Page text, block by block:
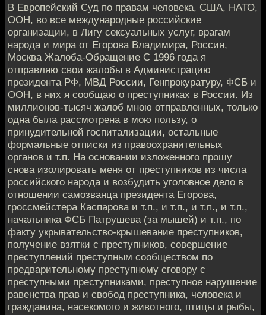
В Европейский Суд по правам человека, США, НАТО,
ООН, во все международные российские
организации, в Лигу сексуальных услуг, врагам
народа и мира от Егорова Владимира, Россия,
Москва Жалоба-Обращение С 1996 года я
отправляю свои жалобы в Администрацию
президента РФ, МВД России, Генпрокуратуру, ФСБ и
ООН, в них я сообщаю о преступниках в России. Из
миллионов-тысяч жалоб мною отправленных, только
одна была рассмотрена в мою пользу, о
принудительной госпитализации, остальные
формальные отписки из правоохранительных
органов и т.п. На основании изложенного прошу
снова изолировать меня от преступников из числа
российского народа и возбудить уголовное дело в
отношении самозванца президента Егорова,
гроссмейстера Каспарова и т.п., и т.п., и т.п., и т.п.,
начальника ФСБ Патрушева (за мышей) и т.п., по
факту укрывательство-крышевание преступников,
получение взятки с преступников, совершение
преступлений преступным сообществом по
предварительному преступному сговору с
преступными преступниками, преступное нарушение
равенства прав и свобод преступника, человека и
гражданина, насекомого и животного, птицы и рыбы,